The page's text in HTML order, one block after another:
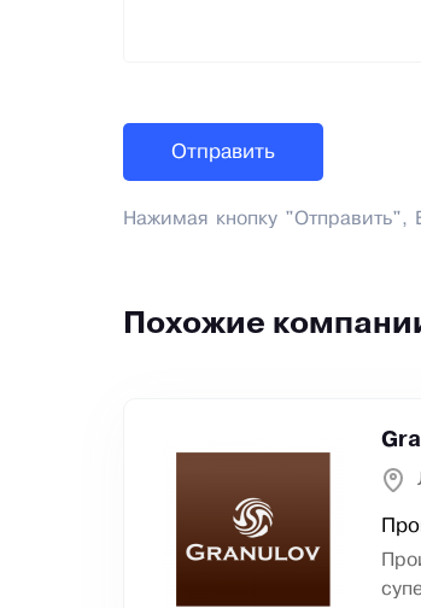
Нажимая кнопку "Отправить",
Похожие